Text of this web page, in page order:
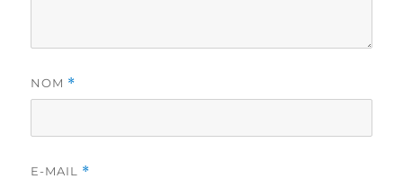
NOM *
E-MAIL *